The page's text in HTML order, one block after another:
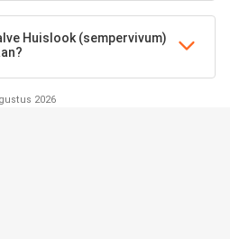
Huislook (sempervivum)
2026